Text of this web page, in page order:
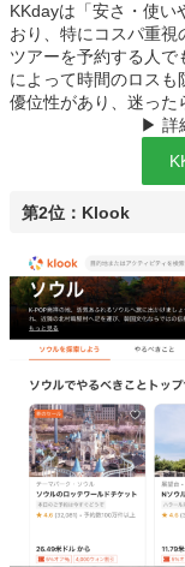
KKdayは「安さ・使い
おり、特にコスパ重
ツアーを予約する人
によって時間のロス
優位性があり、迷った
▶ 詳
第2位：Klook